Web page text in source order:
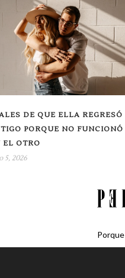
DE QUE ELLA REGRESÓ
PORQUE NO FUNCIONÓ
EL OTRO
5, 2026